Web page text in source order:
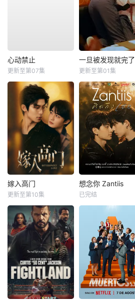
心动禁止
更新至第07集
一旦被发现就完了
更新至第01集
嫁入高门
更新至第10集
想念你 Zantiis
已完结